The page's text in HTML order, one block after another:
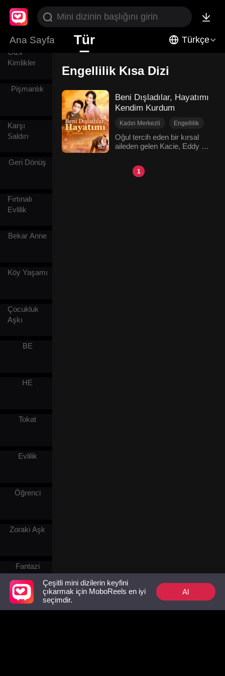
Ana Sayfa Tür Türkçe
Kefaret
Gizli
Kimlikler
Pişmanlık
Karşı
Saldırı
Geri Dönüş
Fırtınalı
Evlilik
Bekar Anne
Köy Yaşamı
Çocukluk
Aşkı
BE
HE
Tokat
Evlilik
Öğrenci
Zoraki Aşk
Fantazi
Dönem
Engellilik Kısa Dizi
Beni Dışladılar, Hayatımı
Kendim Kurdum
Kadın Merkezli
Engellilik
Fırtınalı Evlilik
Geri Dönüş
Aile
Oğul tercih eden bir kırsal
aileden gelen Kacie, Eddy ile
doğduktan sonra, onun
ailesinin zorbalığı, çocuğunu
1
Çeşitli mini dizilerin keyfini
çıkarmak için MoboReels en iyi
seçimdir.
Al